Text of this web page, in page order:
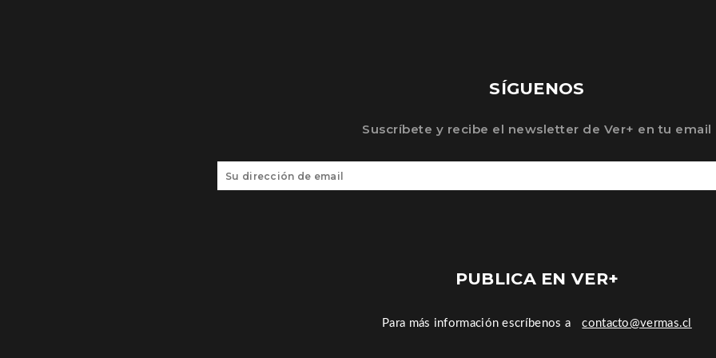
SÍGUENOS
Suscríbete y recibe el newsletter de Ver+ en tu email
PUBLICA EN VER+
Para más información escríbenos a contacto@vermas.cl